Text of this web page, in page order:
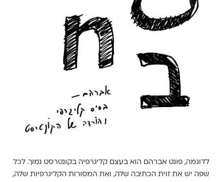
לדוגמה, פונט אברהם הוא בעצם קליגרפיה בקונטרסט נמוך. לכל
שפה יש את זוית הכתיבה שלה, ואת המסורות הקליגרפיות שלה,